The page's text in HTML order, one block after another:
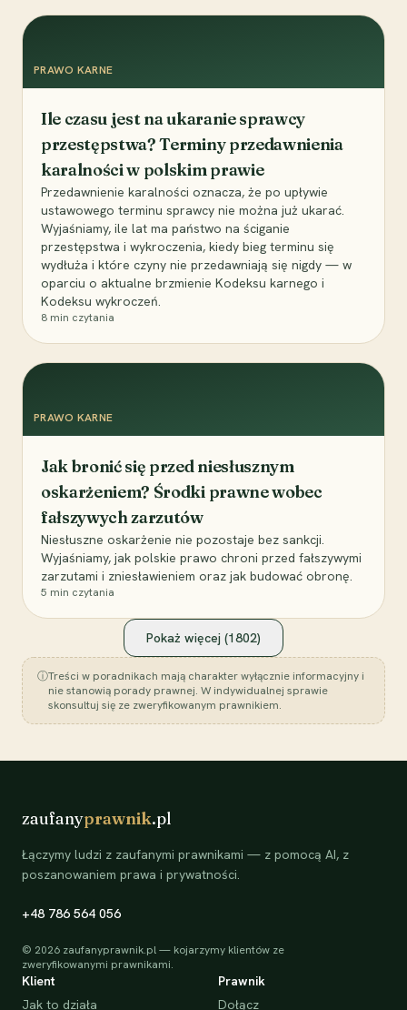
PRAWO KARNE
Ile czasu jest na ukaranie sprawcy
przestępstwa? Terminy przedawnienia
karalności w polskim prawie
Przedawnienie karalności oznacza, że po upływie
ustawowego terminu sprawcy nie można już ukarać.
Wyjaśniamy, ile lat ma państwo na ściganie
przestępstwa i wykroczenia, kiedy bieg terminu się
wydłuża i które czyny nie przedawniają się nigdy — w
oparciu o aktualne brzmienie Kodeksu karnego i
Kodeksu wykroczeń.
8 min czytania
PRAWO KARNE
Jak bronić się przed niesłusznym
oskarżeniem? Środki prawne wobec
fałszywych zarzutów
Niesłuszne oskarżenie nie pozostaje bez sankcji.
Wyjaśniamy, jak polskie prawo chroni przed fałszywymi
zarzutami i zniesławieniem oraz jak budować obronę.
5 min czytania
Pokaż więcej (1802)
ⓘTreści w poradnikach mają charakter wyłącznie informacyjny i
nie stanowią porady prawnej. W indywidualnej sprawie
skonsultuj się ze zweryfikowanym prawnikiem.
zaufanyprawnik.pl
Łączymy ludzi z zaufanymi prawnikami — z pomocą AI, z
poszanowaniem prawa i prywatności.
+48 786 564 056
© 2026 zaufanyprawnik.pl — kojarzymy klientów ze
zweryfikowanymi prawnikami.
Klient
Jak to działa
Prawnik
Dołącz